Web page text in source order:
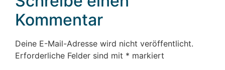
Kommentar
Deine E-Mail-Adresse wird nicht veröffentlicht.
Erforderliche Felder sind mit * markiert